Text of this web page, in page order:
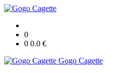
0
0 0.0 €
Gogo Cagette